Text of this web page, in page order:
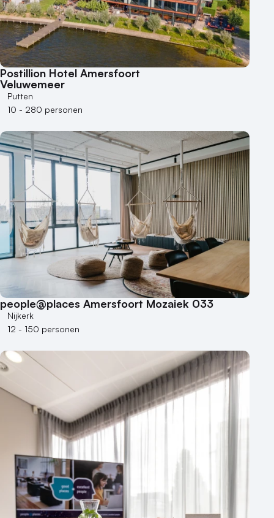
1 - 50 personen
50 - 100 personen
100 - 250 personen
250 - 500 personen
500+ personen
Bijzondere locaties
Duurzame locatie
Groene locatie
Heisessie
Hotel
Hybride events
Industriële locatie
Kasteel en landgoed
Kleine / intieme locatie
Locaties aan zee
Museum
Theater
Varende locatie
Postillion Hotel Amersfoort
Veluwemeer
Putten
10 - 280 personen
people@places Amersfoort Mozaiek 033
Nijkerk
12 - 150 personen